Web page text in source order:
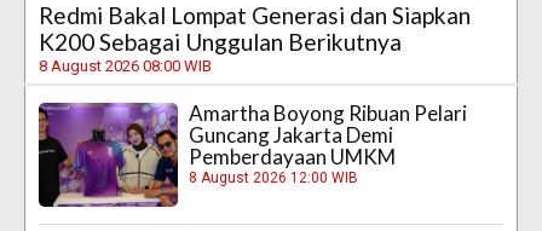
Redmi Bakal Lompat Generasi dan Siapkan
K200 Sebagai Unggulan Berikutnya
8 August 2026 08:00 WIB
Amartha Boyong Ribuan Pelari
Guncang Jakarta Demi
Pemberdayaan UMKM
8 August 2026 12:00 WIB